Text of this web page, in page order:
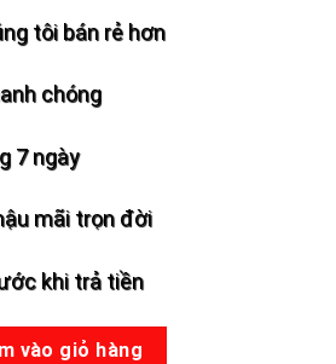
tôi bán rẻ hơn
chóng
7 ngày
mãi trọn đời
khi trả tiền
vào giỏ hàng